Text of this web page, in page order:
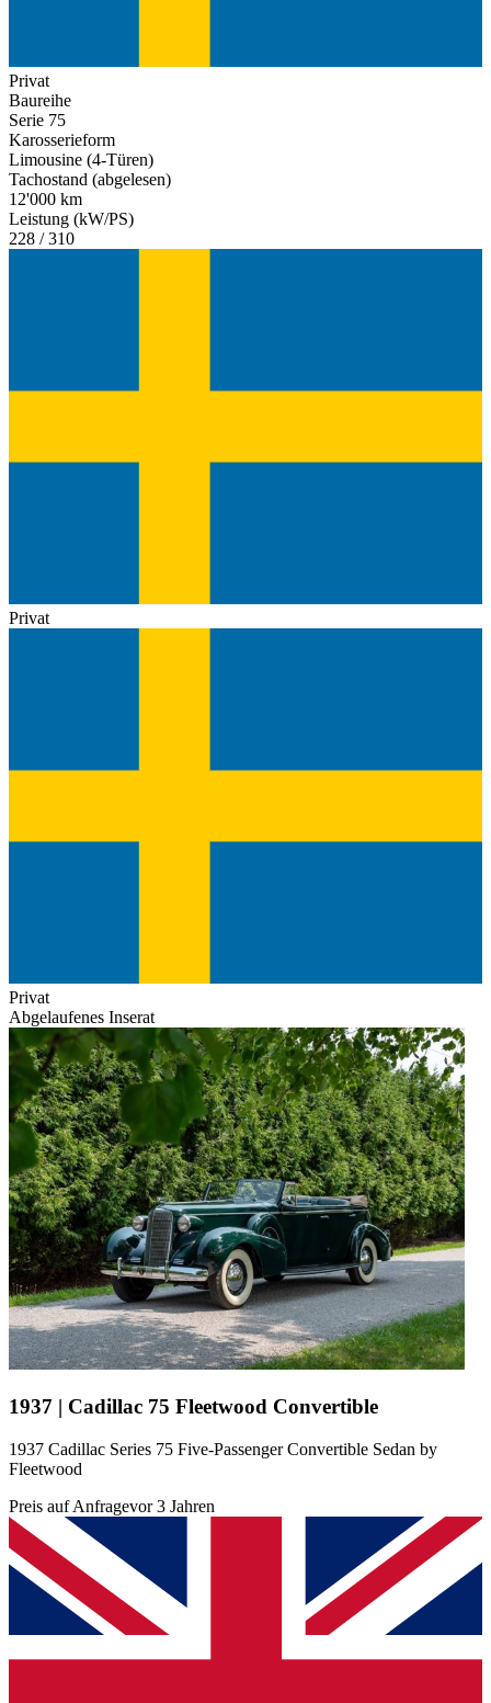
Privat
Baureihe
Serie 75
Karosserieform
Limousine (4-Türen)
Tachostand (abgelesen)
12'000 km
Leistung (kW/PS)
228 / 310
Privat
Privat
Abgelaufenes Inserat
1937 | Cadillac 75 Fleetwood Convertible
1937 Cadillac Series 75 Five-Passenger Convertible Sedan by
Fleetwood
Preis auf Anfragevor 3 Jahren